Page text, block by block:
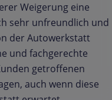
Weigerung eine
sehr unfreundlich und
der Autowerkstatt
und fachgerechte
getroffenen
auch wenn diese